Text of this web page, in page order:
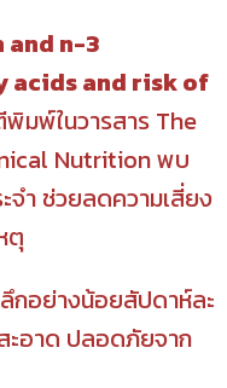
and n-3
and risk of
มพ์ในวารสาร The
Nutrition พบ
จำ ช่วยลดความเสี่ยง
ตุ
กอย่างน้อยสัปดาห์ละ
ะอาด ปลอดภัยจาก